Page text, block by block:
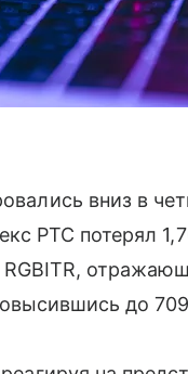
вниз в
РТС потерял
RGBITR,
до